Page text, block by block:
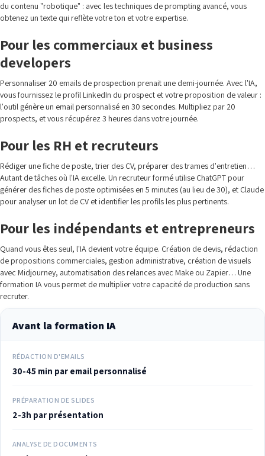
du contenu "robotique" : avec les techniques de prompting avancé, vous
obtenez un texte qui reflète votre ton et votre expertise.
Pour les commerciaux et business
developers
Personnaliser 20 emails de prospection prenait une demi-journée. Avec l'IA,
vous fournissez le profil LinkedIn du prospect et votre proposition de valeur :
l'outil génère un email personnalisé en 30 secondes. Multipliez par 20
prospects, et vous récupérez 3 heures dans votre journée.
Pour les RH et recruteurs
Rédiger une fiche de poste, trier des CV, préparer des trames d'entretien…
Autant de tâches où l'IA excelle. Un recruteur formé utilise ChatGPT pour
générer des fiches de poste optimisées en 5 minutes (au lieu de 30), et Claude
pour analyser un lot de CV et identifier les profils les plus pertinents.
Pour les indépendants et entrepreneurs
Quand vous êtes seul, l'IA devient votre équipe. Création de devis, rédaction
de propositions commerciales, gestion administrative, création de visuels
avec Midjourney, automatisation des relances avec Make ou Zapier… Une
formation IA vous permet de multiplier votre capacité de production sans
recruter.
Avant la formation IA
RÉDACTION D'EMAILS
30-45 min par email personnalisé
PRÉPARATION DE SLIDES
2-3h par présentation
ANALYSE DE DOCUMENTS